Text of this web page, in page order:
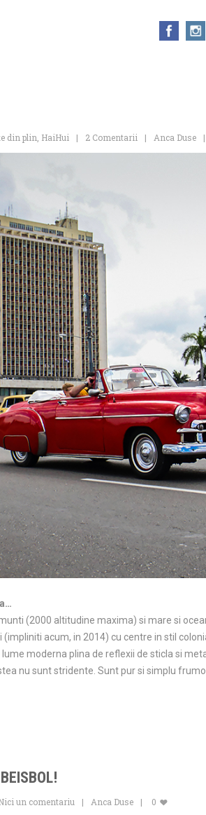
din plin HaiHui 2 Comentarii Anca Duse
(2000 altitudine maxima) si mare si
(impliniti acum, in 2014) cu centre in stil
lume moderna plina de reflexii de sticla si
nu sunt stridente. Sunt pur si simplu
un comentariu Anca Duse 0